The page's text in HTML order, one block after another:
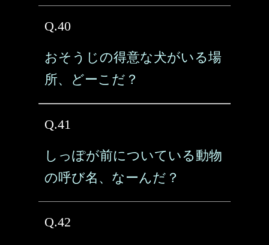
Q.40
おそうじの得意な犬がいる場
所、どーこだ？
Q.41
しっぽが前についている動物
の呼び名、なーんだ？
Q.42